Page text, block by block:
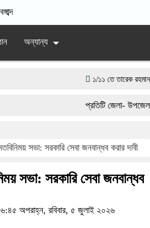
অন্যান্য
১/১১ তে তারেক রহমানকে
সরকারের কাজে কোনো গাফিলতি
একটি চিঠিই বদলে দিল ৫ম শ্রেণির
দিনাজপুর পলিটেকনিক
প্রতিটি জেলা- উপজেলায়
সভা: সরকারি সেবা জনবান্ধব করার দাবী
সভা: সরকারি সেবা জনবান্ধব
অপরাহ্ন, রবিবার, ৫ জুলাই ২০২৬